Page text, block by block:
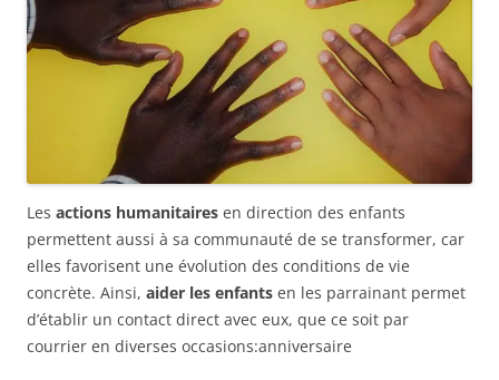
Les actions humanitaires en direction des enfants
permettent aussi à sa communauté de se transformer, car
elles favorisent une évolution des conditions de vie
concrète. Ainsi, aider les enfants en les parrainant permet
d’établir un contact direct avec eux, que ce soit par
courrier en diverses occasions:anniversaire